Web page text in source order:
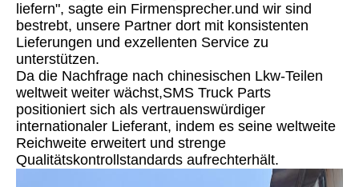
liefern", sagte ein Firmensprecher.und wir sind
bestrebt, unsere Partner dort mit konsistenten
Lieferungen und exzellenten Service zu
unterstützen.
Da die Nachfrage nach chinesischen Lkw-Teilen
weltweit weiter wächst,SMS Truck Parts
positioniert sich als vertrauenswürdiger
internationaler Lieferant, indem es seine weltweite
Reichweite erweitert und strenge
Qualitätskontrollstandards aufrechterhält.